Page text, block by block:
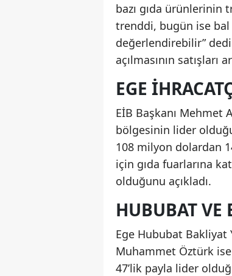
bazı gıda
trenddi, bugün ise bal
değerlendirebilir”
açılmasının
EGE
EİB Başkanı Mehmet
bölgesinin lider
108 milyon dolardan
için gıda fuarlarına
olduğunu açıkladı.
HUBUBAT VE
Ege Hububat Bakliyat
Muhammet Öztürk ise
47’lik payla lider